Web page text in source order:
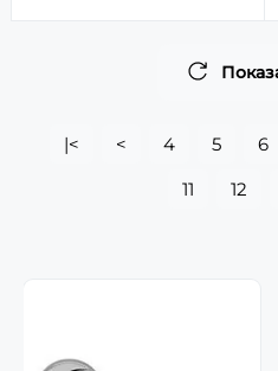
|< < 4 5 6
11
12